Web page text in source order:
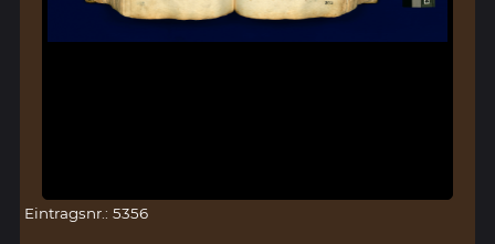
Eintragsnr.: 5356